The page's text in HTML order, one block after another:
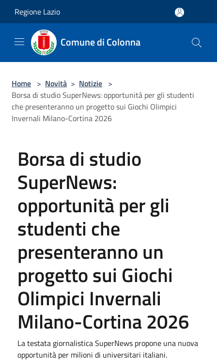
Regione Lazio
Comune di Colonna
Home > Novità > Notizie >
Borsa di studio SuperNews: opportunità per gli studenti
che presenteranno un progetto sui Giochi Olimpici
Invernali Milano-Cortina 2026
Borsa di studio
SuperNews:
opportunità per gli
studenti che
presenteranno un
progetto sui Giochi
Olimpici Invernali
Milano-Cortina 2026
La testata giornalistica SuperNews propone una nuova
opportunità per milioni di universitari italiani.